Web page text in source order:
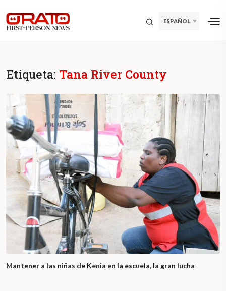
ESPAÑOL
Etiqueta: Tana River County
Mantener a las niñas de Kenia en la escuela, la gran lucha